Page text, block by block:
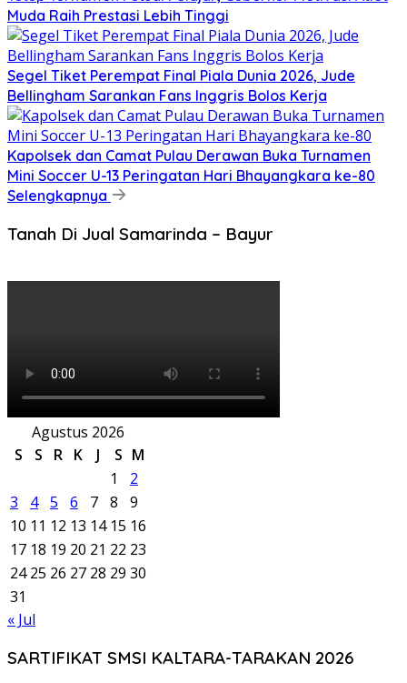
Muda Raih Prestasi Lebih Tinggi
Segel Tiket Perempat Final Piala Dunia 2026, Jude
Bellingham Sarankan Fans Inggris Bolos Kerja
Kapolsek dan Camat Pulau Derawan Buka Turnamen
Mini Soccer U-13 Peringatan Hari Bhayangkara ke-80
Selengkapnya
Tanah Di Jual Samarinda – Bayur
Agustus 2026
S
S R K J S M
1
2
3
4 5 6 7 8
9
10 11 12 13 14 15 16
17 18 19 20 21 22 23
24 25 26 27 28 29 30
31
« Jul
SARTIFIKAT SMSI KALTARA-TARAKAN 2026